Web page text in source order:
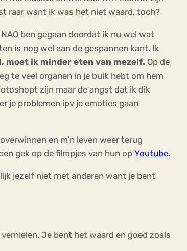
raar want ik was het niet waard, toch?
ben gegaan doordat ik nu wel wat
is nog wel aan de gespannen kant. Ik
moet ik minder eten van mezelf. Op de
te veel organen in je buik hebt om hem
zijn maar de angst dat ik dik
je problemen ipv je emoties gaan
en m’n leven weer terug
gek op de filmpjes van hun op Youtube.
jezelf niet met anderen want je bent
Je bent het waard en goed zoals